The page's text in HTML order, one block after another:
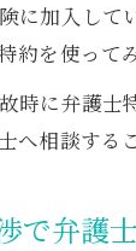
に加入して
約を使って
時に弁護
へ相談する
で弁護